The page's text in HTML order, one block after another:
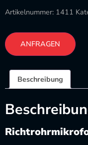
Artikelnummer: 1411
ANFRAGEN
Beschreibung